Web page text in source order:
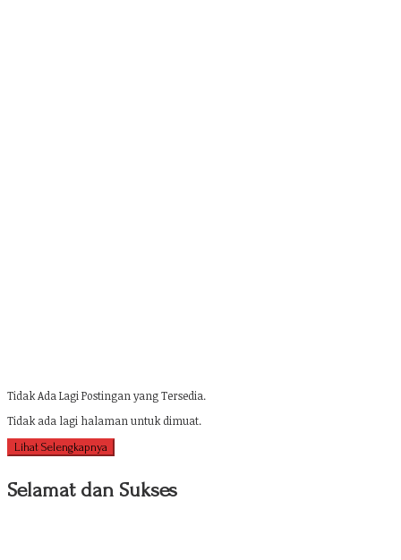
Tidak Ada Lagi Postingan yang Tersedia.
Tidak ada lagi halaman untuk dimuat.
Lihat Selengkapnya
Selamat dan Sukses